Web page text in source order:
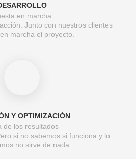
en marcha
Junto con nuestros clientes
marcha el proyecto.
Y OPTIMIZACIÓN
de los resultados
si no sabemos si funciona y lo
no sirve de nada.